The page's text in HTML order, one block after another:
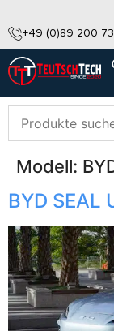
+49 (0)89 200
Modell:
BYD SEAL